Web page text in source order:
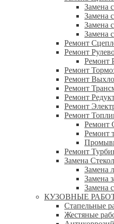
Замена
Замена
Замена
Замена
Ремонт
Ремонт
Ремонт
Ремонт
Ремонт
Ремонт
Ремонт
Ремонт
Ремонт
Ремонт
Ремонт
Ремонт
Замена Стекол
Замена
Замена
Замена
КУЗОВНЫЕ
Стапельные
Жестяные